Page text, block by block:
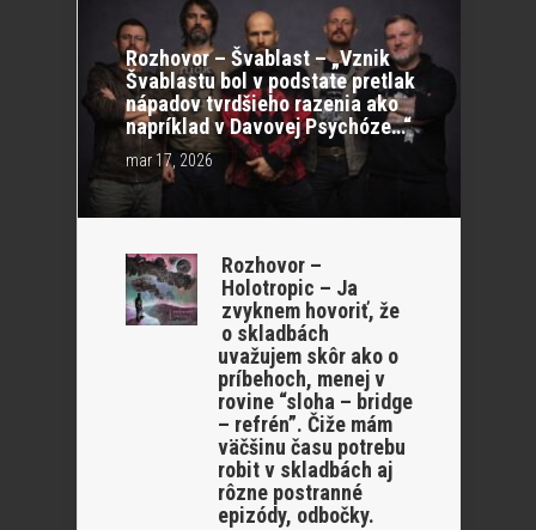
Rozhovor – Švablast – „Vznik
Švablastu bol v podstate pretlak
nápadov tvrdšieho razenia ako
napríklad v Davovej Psychóze…“
mar 17, 2026
Rozhovor –
Holotropic – Ja
zvyknem hovoriť, že
o skladbách
uvažujem skôr ako o
príbehoch, menej v
rovine “sloha – bridge
– refrén”. Čiže mám
väčšinu času potrebu
robit v skladbách aj
rôzne postranné
epizódy, odbočky.